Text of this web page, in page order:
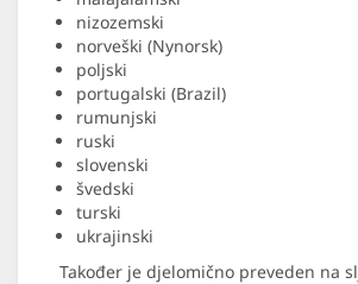
nizozemski
norveški (Nynorsk)
poljski
portugalski (Brazil)
rumunjski
ruski
slovenski
švedski
turski
ukrajinski
Također je djelomično preveden na